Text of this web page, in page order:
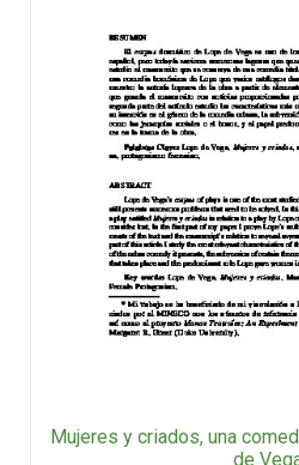
Mujeres y criados, una
de